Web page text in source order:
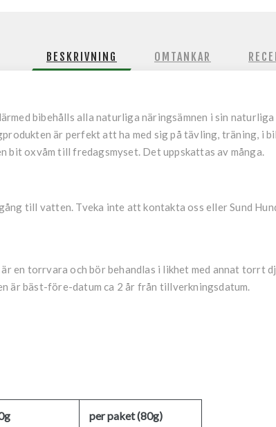
BESKRIVNING OMTANKAR
bibehålls alla naturliga näringsämnen i sin
är perfekt att ha med sig på tävling, träning, i
bit oxvåm till fredagsmyset. Det uppskattas av många.
till vatten. Tveka inte att kontakta oss eller Sund
en torrvara och bör behandlas i likhet med annat
är bäst-före-datum ca 2 år från tillverkningsdatum.
per paket (80g)